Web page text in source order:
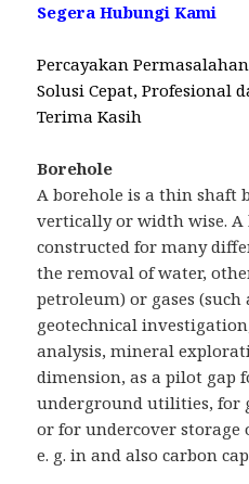
Segera Hubungi Kami
Percayakan
Solusi Cepat, Profesional
Terima Kasih
Borehole
A borehole is a thin shaft
vertically or width wise. A
constructed for many
the removal of water,
petroleum) or gases
geotechnical
analysis, mineral
dimension, as a pilot gap
underground utilities, for
or for undercover storage
e. g. in and also carbon